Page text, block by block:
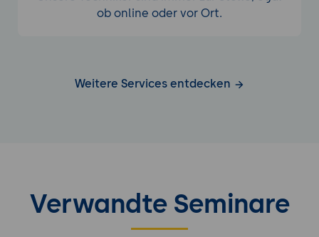
ob online oder vor Ort.
Weitere Services entdecken
Verwandte Seminare